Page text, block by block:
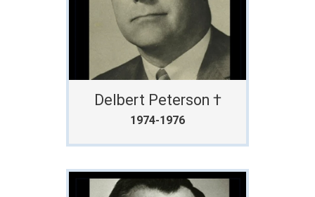
Delbert Peterson †
1974-1976